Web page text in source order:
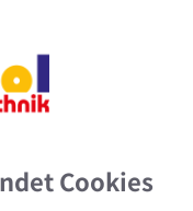
Cookies